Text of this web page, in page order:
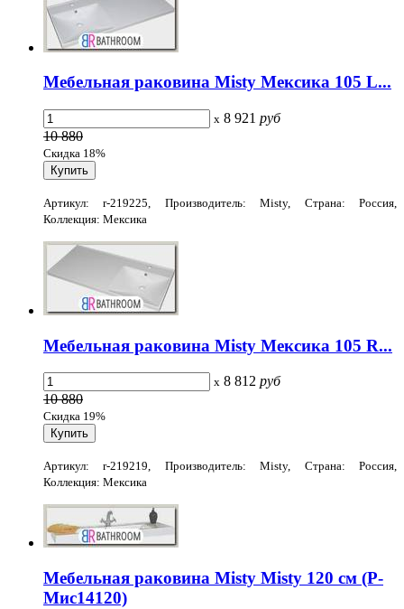
Мебельная раковина Misty Мексика 105 L...
x 8 921 руб
10 880
Скидка 18%
Артикул: r-219225, Производитель: Misty, Страна: Россия,
Коллекция: Мексика
Мебельная раковина Misty Мексика 105 R...
x 8 812 руб
10 880
Скидка 19%
Артикул: r-219219, Производитель: Misty, Страна: Россия,
Коллекция: Мексика
Мебельная раковина Misty Misty 120 см (Р-
Мис14120)